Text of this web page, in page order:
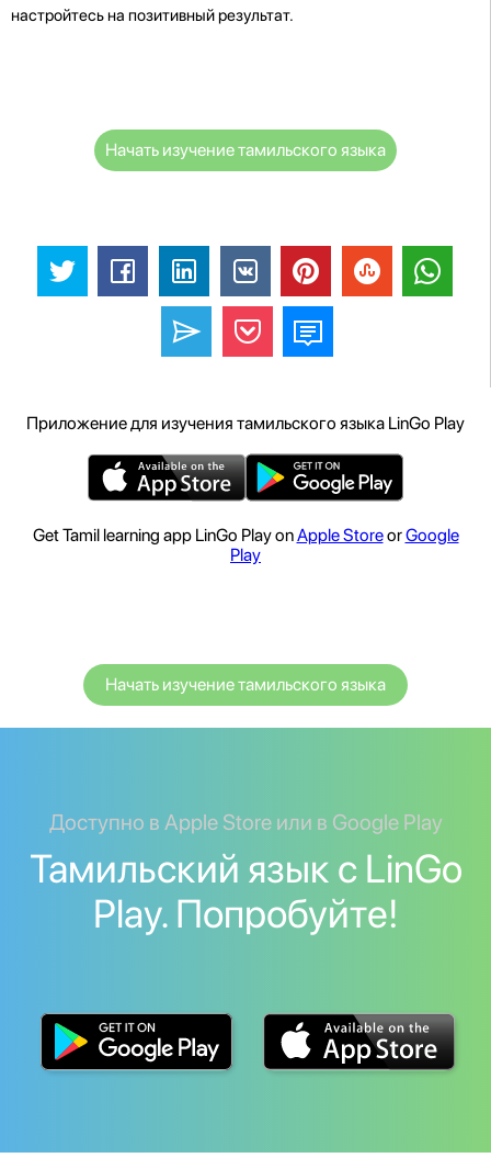
настройтесь на позитивный результат.
Начать изучение тамильского языка
Приложение для изучения тамильского языка LinGo Play
Get Tamil learning app LinGo Play onApple StoreorGoogle
Play
Начать изучение тамильского языка
Доступно в Apple Store или в Google Play
Тамильский язык с LinGo
Play. Попробуйте!